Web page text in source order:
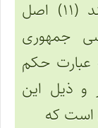
معظم رهبری مذکور در بند (۱۱) اصل
جمهوری
عبارت حکم
و ذیل این
است که